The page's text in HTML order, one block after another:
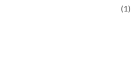
(1)